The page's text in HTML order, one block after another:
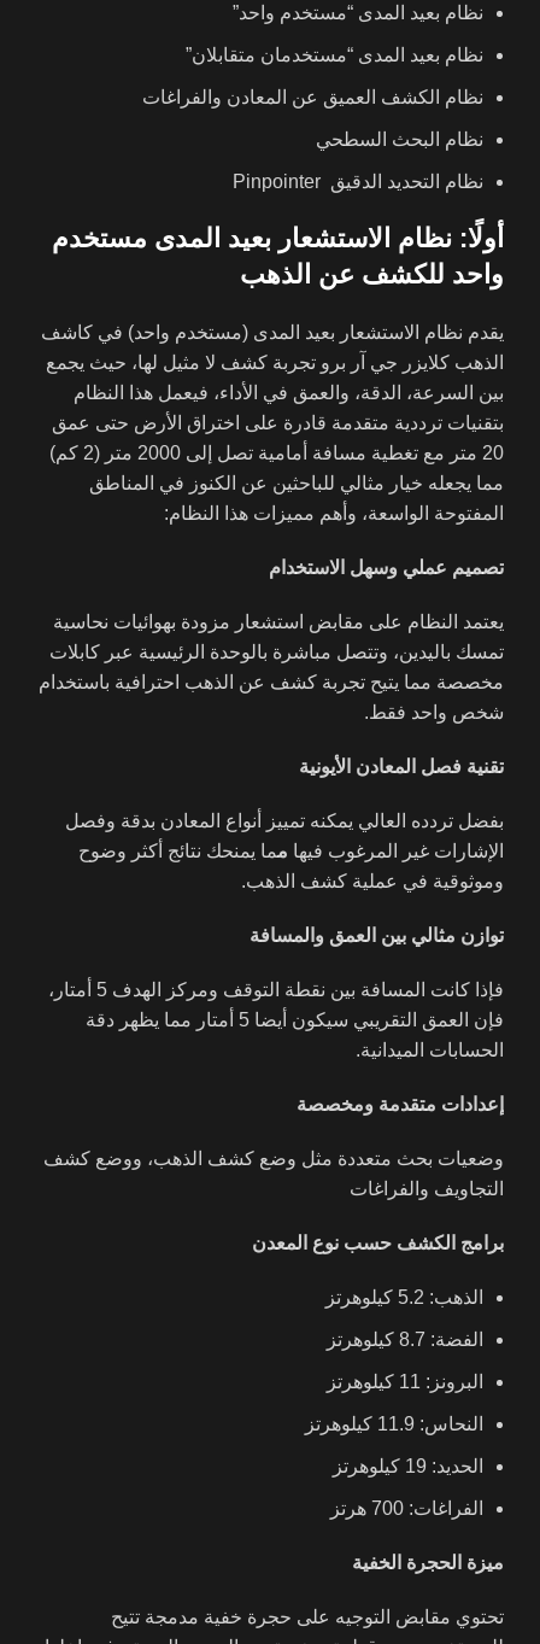
نظام بعيد المدى “مستخدم واحد”
نظام بعيد المدى “مستخدمان متقابلان”
نظام الكشف العميق عن المعادن والفراغات
نظام البحث السطحي
نظام التحديد الدقيق Pinpointer
أولًا: نظام الاستشعار بعيد المدى مستخدم
واحد للكشف عن الذهب
يقدم نظام الاستشعار بعيد المدى (مستخدم واحد) في كاشف
الذهب كلايزر جي آر برو تجربة كشف لا مثيل لها، حيث يجمع
بين السرعة، الدقة، والعمق في الأداء، فيعمل هذا النظام
بتقنيات ترددية متقدمة قادرة على اختراق الأرض حتى عمق
20 متر مع تغطية مسافة أمامية تصل إلى 2000 متر (2 كم)
مما يجعله خيار مثالي للباحثين عن الكنوز في المناطق
المفتوحة الواسعة، وأهم مميزات هذا النظام:
تصميم عملي وسهل الاستخدام
يعتمد النظام على مقابض استشعار مزودة بهوائيات نحاسية
تمسك باليدين، وتتصل مباشرة بالوحدة الرئيسية عبر كابلات
مخصصة مما يتيح تجربة كشف عن الذهب احترافية باستخدام
شخص واحد فقط.
تقنية فصل المعادن الأيونية
بفضل تردده العالي يمكنه تمييز أنواع المعادن بدقة وفصل
الإشارات غير المرغوب فيها مما يمنحك نتائج أكثر وضوح
وموثوقية في عملية كشف الذهب.
توازن مثالي بين العمق والمسافة
فإذا كانت المسافة بين نقطة التوقف ومركز الهدف 5 أمتار،
فإن العمق التقريبي سيكون أيضا 5 أمتار مما يظهر دقة
الحسابات الميدانية.
إعدادات متقدمة ومخصصة
وضعيات بحث متعددة مثل وضع كشف الذهب، ووضع كشف
التجاويف والفراغات
برامج الكشف حسب نوع المعدن
الذهب: 5.2 كيلوهرتز
الفضة: 8.7 كيلوهرتز
البرونز: 11 كيلوهرتز
النحاس: 11.9 كيلوهرتز
الحديد: 19 كيلوهرتز
الفراغات: 700 هرتز
ميزة الحجرة الخفية
تحتوي مقابض التوجيه على حجرة خفية مدمجة تتيح